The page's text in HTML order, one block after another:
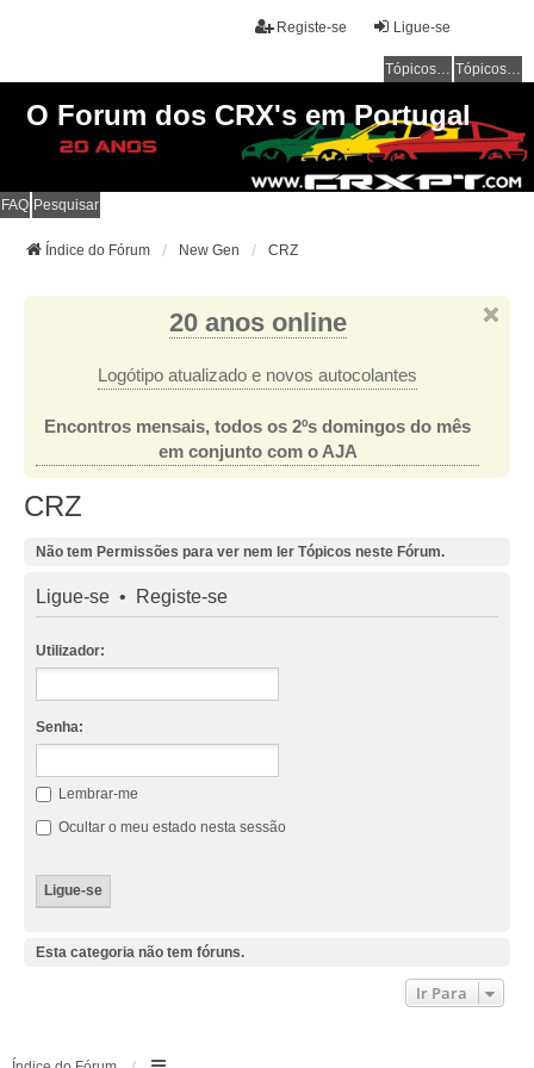
Ligue-se
Registe-se
Tópicos sem resposta Tópicos ativos
O Forum dos CRX's em Portugal
FAQ Pesquisar
Índice do Fórum New Gen CRZ
20 anos online
Logótipo atualizado e novos autocolantes
Encontros mensais, todos os 2ºs domingos do mês
em conjunto com o AJA
CRZ
Não tem Permissões para ver nem ler Tópicos neste Fórum.
Ligue-se • Registe-se
Utilizador:
Senha:
Lembrar-me
Ocultar o meu estado nesta sessão
Esta categoria não tem fóruns.
Ir Para